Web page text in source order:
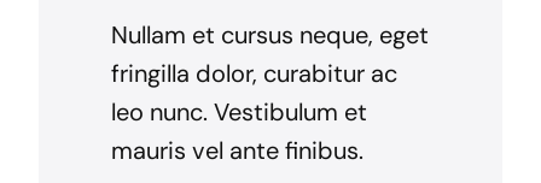
Nullam et cursus neque, eget
fringilla dolor, curabitur ac
leo nunc. Vestibulum et
mauris vel ante finibus.